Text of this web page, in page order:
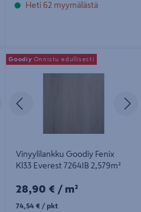
Heti 62 myymälästä
Seuraava
Vinyylilankku Goodiy Fenix Kl33
Everest 7264IB 2,579m²
Vinyylilankku Goodiy Fenix
Kl33 Everest 7264IB 2,579m²
28,90€/m²
28,90 € / m²
74,54€/pkt
74,54 € / pkt
Goodiy Onnistu edullisesti